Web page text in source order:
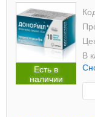
Есть в
наличии
В